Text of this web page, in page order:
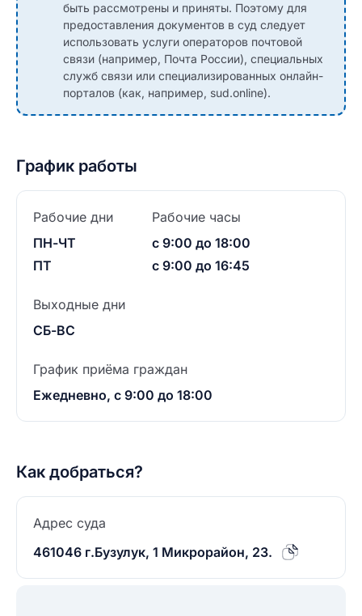
быть рассмотрены и приняты. Поэтому для
предоставления документов в суд следует
использовать услуги операторов почтовой
связи (например, Почта России), специальных
служб связи или специализированных онлайн-
порталов (как, например, sud.online).
График работы
Рабочие дни
ПН-ЧТ
ПТ
Рабочие часы
с 9:00 до 18:00
с 9:00 до 16:45
Выходные дни
СБ-ВС
График приёма граждан
Ежедневно, с 9:00 до 18:00
Как добраться?
Адрес суда
461046 г.Бузулук, 1 Микрорайон, 23.